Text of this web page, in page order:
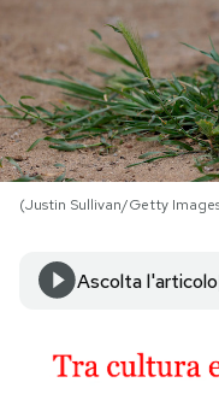
NEWSLETTER
I MIEI PREFERITI
CALENDARIO
AREA PERSONALE
(Justin Sullivan/Getty
Ascolta l'articolo